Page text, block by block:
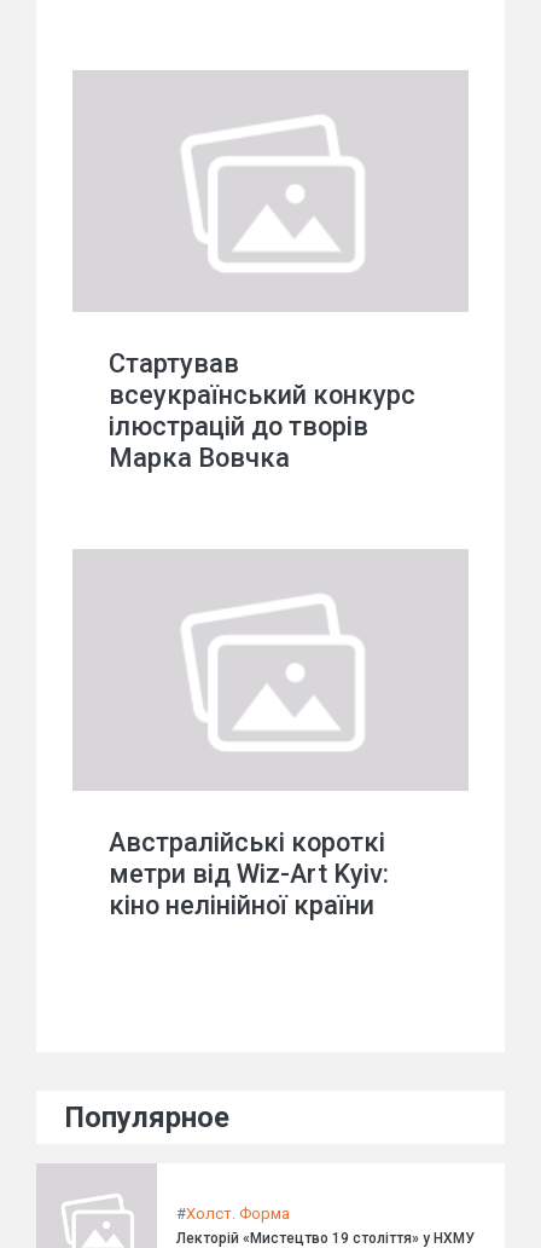
Стартував
всеукраїнський конкурс
ілюстрацій до творів
Марка Вовчка
Австралійські короткі
метри від Wiz-Art Kyiv:
кіно нелінійної країни
Популярное
#Холст. Форма
Лекторій «Мистецтво 19 століття» у НХМУ